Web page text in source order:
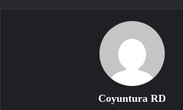
Coyuntura RD